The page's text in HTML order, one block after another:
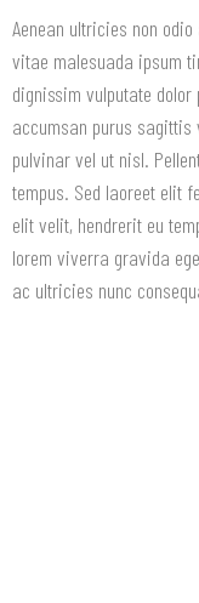
Aenean ultricies non
vitae malesuada ipsum
dignissim vulputate
accumsan purus
pulvinar vel ut nisl.
tempus. Sed laoreet elit
elit velit, hendrerit eu
lorem viverra gravida
ac ultricies nunc